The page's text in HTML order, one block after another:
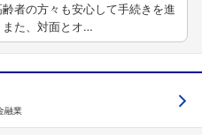
者の方々も安心して手続きを進
た、対面とオ…
融業